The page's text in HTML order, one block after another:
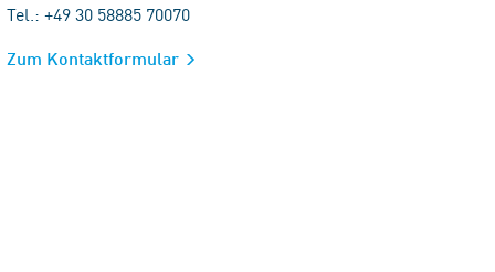
Tel.: +49 30 58885 70070
Zum Kontaktformular